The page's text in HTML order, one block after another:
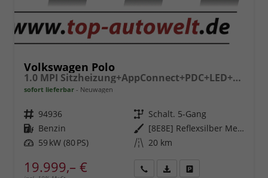
Volkswagen Polo
1.0 MPI Sitzheizung+AppConnect+PDC+LED+Touch+Lichtsensor+MultiLenkrad
sofort lieferbar Neuwagen
Fahrzeugnr. 94936 Getriebe Schalt. 5-Gang
Kraftstoff Benzin Außenfarbe
[8E8E] Reflexsilber Metallic
Leistung 59 kW (80 PS) Kilometerstand 20 km
19.999,– €